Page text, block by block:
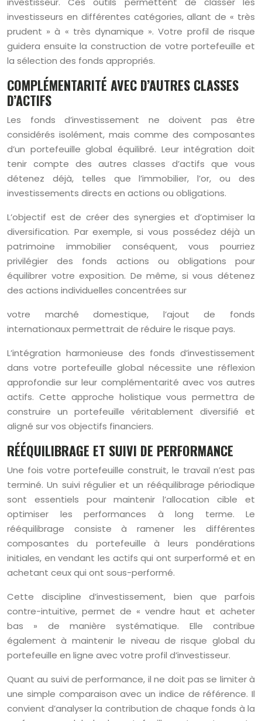
investisseurs en différentes catégories, allant de « très
prudent » à « très dynamique ». Votre profil de risque
guidera ensuite la construction de votre portefeuille et
la sélection des fonds appropriés.
COMPLÉMENTARITÉ AVEC D’AUTRES CLASSES
D’ACTIFS
Les fonds d’investissement ne doivent pas être
considérés isolément, mais comme des composantes
d’un portefeuille global équilibré. Leur intégration doit
tenir compte des autres classes d’actifs que vous
détenez déjà, telles que l’immobilier, l’or, ou des
investissements directs en actions ou obligations.
L’objectif est de créer des synergies et d’optimiser la
diversification. Par exemple, si vous possédez déjà un
patrimoine immobilier conséquent, vous pourriez
privilégier des fonds actions ou obligations pour
équilibrer votre exposition. De même, si vous détenez
des actions individuelles concentrées sur
votre marché domestique, l’ajout de fonds
internationaux permettrait de réduire le risque pays.
L’intégration harmonieuse des fonds d’investissement
dans votre portefeuille global nécessite une réflexion
approfondie sur leur complémentarité avec vos autres
actifs. Cette approche holistique vous permettra de
construire un portefeuille véritablement diversifié et
aligné sur vos objectifs financiers.
RÉÉQUILIBRAGE ET SUIVI DE PERFORMANCE
Une fois votre portefeuille construit, le travail n’est pas
terminé. Un suivi régulier et un rééquilibrage périodique
sont essentiels pour maintenir l’allocation cible et
optimiser les performances à long terme. Le
rééquilibrage consiste à ramener les différentes
composantes du portefeuille à leurs pondérations
initiales, en vendant les actifs qui ont surperformé et en
achetant ceux qui ont sous-performé.
Cette discipline d’investissement, bien que parfois
contre-intuitive, permet de « vendre haut et acheter
bas » de manière systématique. Elle contribue
également à maintenir le niveau de risque global du
portefeuille en ligne avec votre profil d’investisseur.
Quant au suivi de performance, il ne doit pas se limiter à
une simple comparaison avec un indice de référence. Il
convient d’analyser la contribution de chaque fonds à la